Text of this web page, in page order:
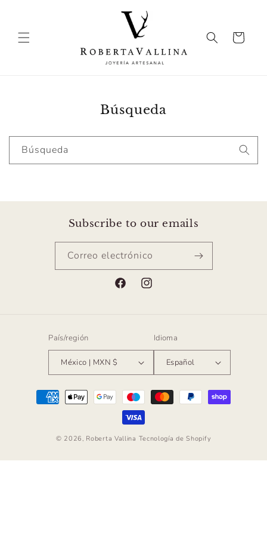
Carrito
Búsqueda
Búsqueda
Subscribe to our emails
Correo electrónico
FacebookInstagram
País/región
México | MXN $
Idioma
Español
Formas
© 2026, Roberta Vallina Tecnología de Shopify